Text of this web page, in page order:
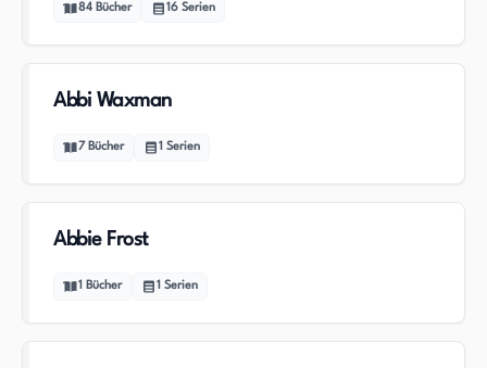
84 Bücher 16 Serien
Abbi Waxman
7 Bücher 1 Serien
Abbie Frost
1 Bücher 1 Serien